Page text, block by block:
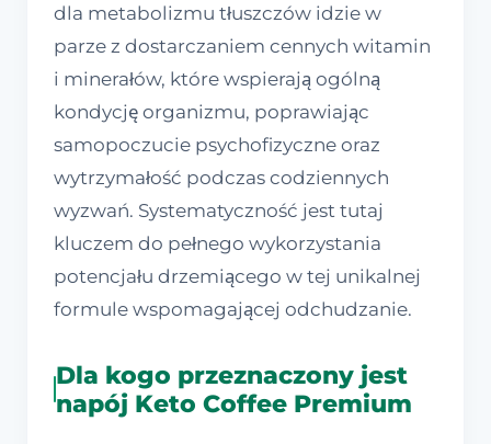
dla metabolizmu tłuszczów idzie w
parze z dostarczaniem cennych witamin
i minerałów, które wspierają ogólną
kondycję organizmu, poprawiając
samopoczucie psychofizyczne oraz
wytrzymałość podczas codziennych
wyzwań. Systematyczność jest tutaj
kluczem do pełnego wykorzystania
potencjału drzemiącego w tej unikalnej
formule wspomagającej odchudzanie.
Dla kogo przeznaczony jest
napój Keto Coffee Premium